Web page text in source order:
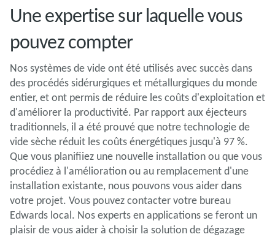
Une expertise sur laquelle vous
pouvez compter
Nos systèmes de vide ont été utilisés avec succès dans
des procédés sidérurgiques et métallurgiques du monde
entier, et ont permis de réduire les coûts d'exploitation et
d'améliorer la productivité. Par rapport aux éjecteurs
traditionnels, il a été prouvé que notre technologie de
vide sèche réduit les coûts énergétiques jusqu'à 97 %.
Que vous planifiiez une nouvelle installation ou que vous
procédiez à l'amélioration ou au remplacement d'une
installation existante, nous pouvons vous aider dans
votre projet. Vous pouvez contacter votre bureau
Edwards local. Nos experts en applications se feront un
plaisir de vous aider à choisir la solution de dégazage